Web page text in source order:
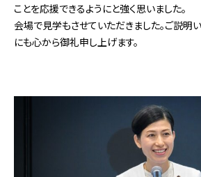
ことを応援できるようにと強く思いました。
会場で見学もさせていただきました。ご説明
にも心から御礼申し上げます。